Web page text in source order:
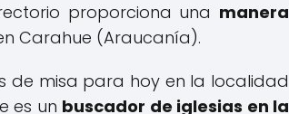
proporciona una manera
Carahue (Araucanía).
de misa para hoy en la localidad
es un buscador de iglesias en la